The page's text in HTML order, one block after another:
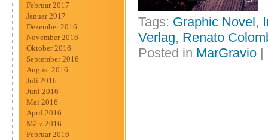
Februar 2017
Januar 2017
Dezember 2016
November 2016
Oktober 2016
September 2016
August 2016
Juli 2016
Juni 2016
Mai 2016
April 2016
März 2016
Februar 2016
Tags: Graphic Novel,
Verlag, Renato
Posted in MarGravio |